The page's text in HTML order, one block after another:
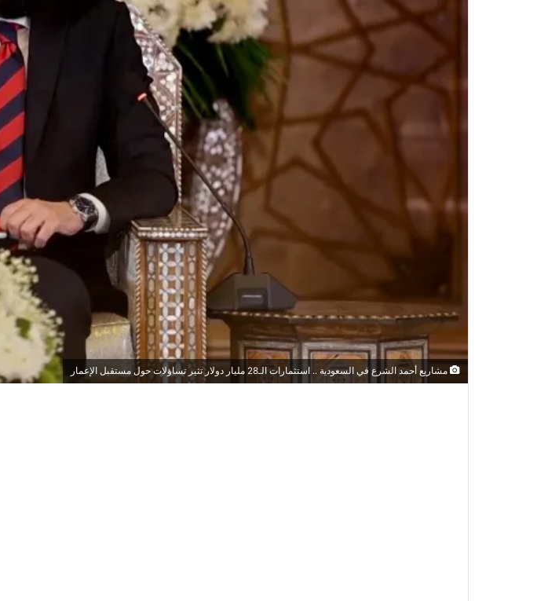
مشاريع أحمد الشرع في السعودية .. استثمارات الـ28 مليار دولار تثير تساؤلات حول مستقبل الإعمار